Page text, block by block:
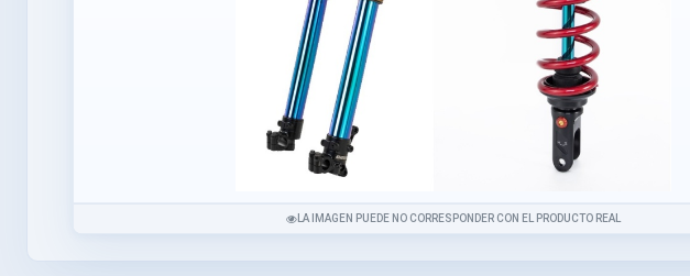
LA IMAGEN PUEDE NO CORRESPONDER CON EL PRODUCTO REAL